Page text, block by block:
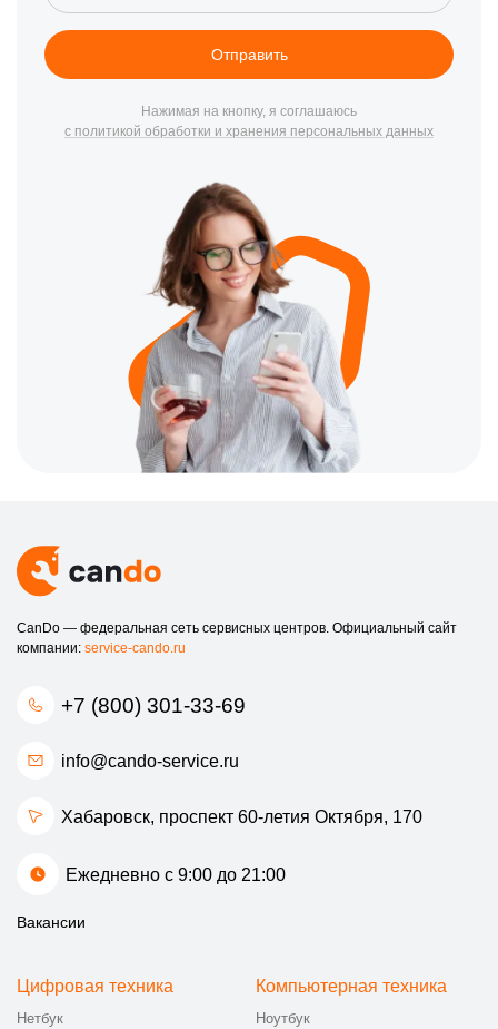
Наши специалисты готовы предложить полный спектр услуг по
ремонту моделей [dataset:models:name], включая:
Диагностику и устранение неисправностей:Быстро
Замена дисплеев и аккумуляторов:Используем
Программное обслуживание:
устранение программных сбоев и восстановление
Удобное расположение и контакты
Наш сервисный центр находится в центре Хабаровске, по
адресу проспект 60-летия Октября, 170. Для записи на ремонт
или получения дополнительной информации, пожалуйста,
позвоните по номеру +7 (800) 301-33-69. Мы всегда готовы
помочь вам в решении любых вопросов, связанных с вашим
смартфоном BlackView.
Обращайтесь к нам уже сегодня, чтобы ваш смартфон
Отправить
Нажимая на кнопку, я соглашаюсь
с политикой обработки и хранения персональных данных
CanDo — федеральная сеть сервисных центров. Официальный сайт
компании: service-cando.ru
+7 (800) 301-33-69
info@cando-service.ru
Хабаровск, проспект 60-летия Октября, 170
Ежедневно с 9:00 до 21:00
Вакансии
Цифровая техника
Нетбук
Компьютерная техника
Ноутбук